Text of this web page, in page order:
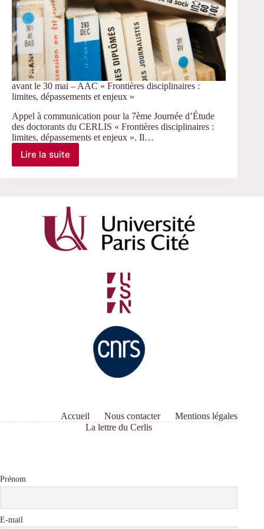
avant le 30 mai – AAC « Frontières disciplinaires :
limites, dépassements et enjeux »
Appel à communication pour la 7ème Journée d’Étude
des doctorants du CERLIS « Frontières disciplinaires :
limites, dépassements et enjeux ». Il…
Lire la suite
avant
AAC
« Frontières
disciplinaires
dépassements
Accueil Nous contacter
Mentions légales
La lettre du Cerlis
Prénom
E-mail